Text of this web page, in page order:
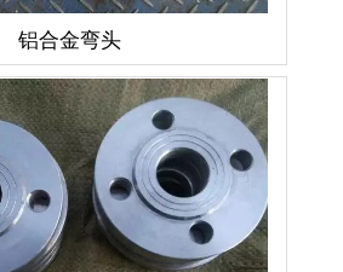
铝合金弯头